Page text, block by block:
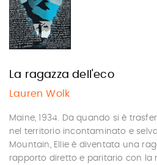
La ragazza dell'eco
Lauren Wolk
Maine, 1934. Da quando si è
nel territorio incontaminato e
Mountain, Ellie è diventata una
rapporto diretto e paritario con la